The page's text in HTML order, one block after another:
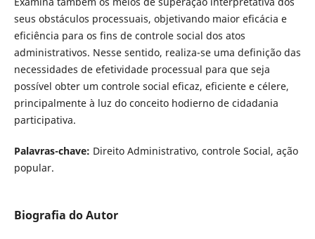
seus obstáculos processuais, objetivando maior eficácia e
eficiência para os fins de controle social dos atos
administrativos. Nesse sentido, realiza-se uma definição das
necessidades de efetividade processual para que seja
possível obter um controle social eficaz, eficiente e célere,
principalmente à luz do conceito hodierno de cidadania
participativa.
Palavras-chave: Direito Administrativo, controle Social, ação
popular.
Biografia do Autor